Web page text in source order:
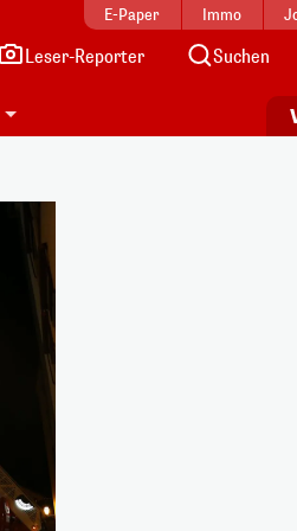
E-Paper Immo
Leser-Reporter Suchen